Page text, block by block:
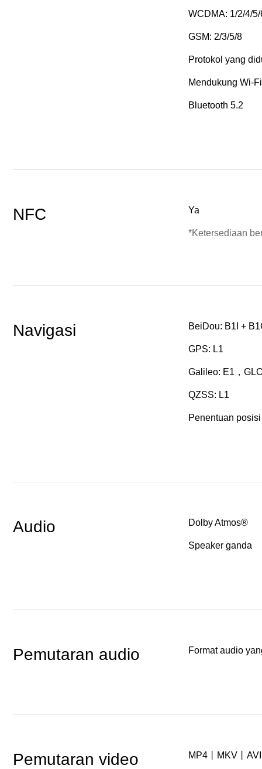
WCDMA: 1/2/4/
GSM: 2/3/5/8
Protokol yang
Mendukung Wi-
Bluetooth 5.2
NFC Ya
*Ketersediaan
Navigasi BeiDou: B1I +
GPS: L1
Galileo: E1，
QZSS: L1
Penentuan
Audio Dolby Atmos®
Speaker ganda
Pemutaran audio Format audio
Pemutaran video MP4丨MKV丨